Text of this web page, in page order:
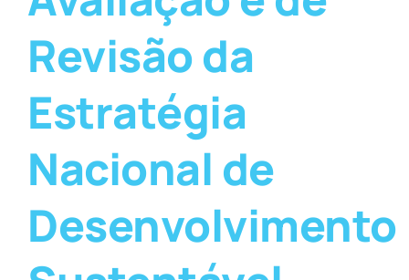
Revisão da
Estratégia
Nacional de
Desenvolvimento